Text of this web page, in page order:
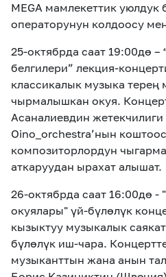
MEGA мамлекеттик уюлдук
операторунун колдоосу
25-октябрда саат 19:00дө –
белгилери” лекция-
классикалык музыка
чырмалышкан окуя.
Асаналиевдин
Oino_orchestra’нын
композиторлордун
аткаруудан ырахат алышат.
26-октябрда саат 16:00дө
окуялары" үй-бүлөлүк
кызыктуу музыкалык
бүлөлүк иш-чара.
музыканттын жана анын